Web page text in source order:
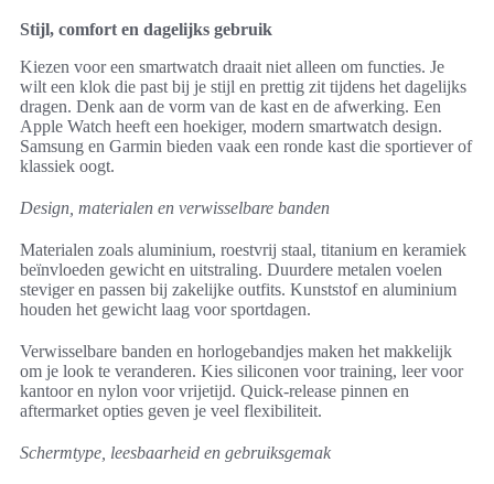
Stijl, comfort en dagelijks gebruik
Kiezen voor een smartwatch draait niet alleen om functies. Je
wilt een klok die past bij je stijl en prettig zit tijdens het dagelijks
dragen. Denk aan de vorm van de kast en de afwerking. Een
Apple Watch heeft een hoekiger, modern smartwatch design.
Samsung en Garmin bieden vaak een ronde kast die sportiever of
klassiek oogt.
Design, materialen en verwisselbare banden
Materialen zoals aluminium, roestvrij staal, titanium en keramiek
beïnvloeden gewicht en uitstraling. Duurdere metalen voelen
steviger en passen bij zakelijke outfits. Kunststof en aluminium
houden het gewicht laag voor sportdagen.
Verwisselbare banden en horlogebandjes maken het makkelijk
om je look te veranderen. Kies siliconen voor training, leer voor
kantoor en nylon voor vrijetijd. Quick-release pinnen en
aftermarket opties geven je veel flexibiliteit.
Schermtype, leesbaarheid en gebruiksgemak